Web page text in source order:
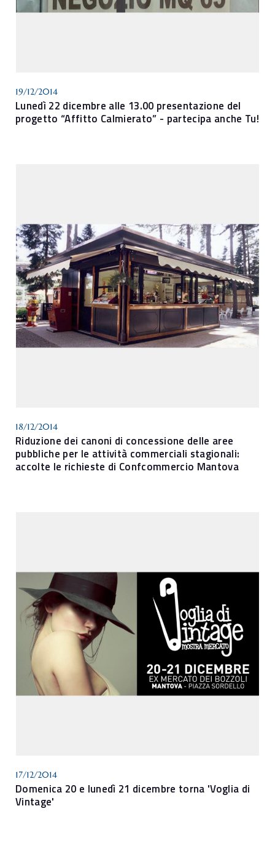
19/12/2014
Lunedì 22 dicembre alle 13.00 presentazione del
progetto “Affitto Calmierato” - partecipa anche Tu!
18/12/2014
Riduzione dei canoni di concessione delle aree
pubbliche per le attività commerciali stagionali:
accolte le richieste di Confcommercio Mantova
17/12/2014
Domenica 20 e lunedì 21 dicembre torna 'Voglia di
Vintage'